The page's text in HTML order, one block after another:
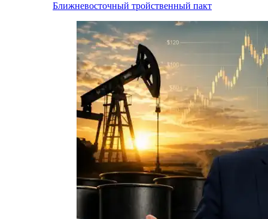
Ближневосточный тройственный пакт